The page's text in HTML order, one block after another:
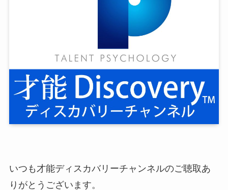
いつも才能ディスカバリーチャンネルのご聴取あ
りがとうございます。